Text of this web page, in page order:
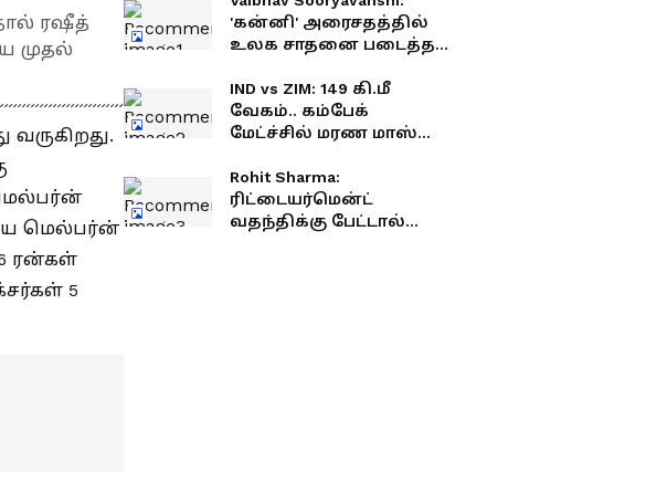
ரஷீத்
முதல்
மெல்பர்ன்
ரன்கள்
5
'கன்னி' அரைசதத்தில்
உலக சாதனை படைத்த
இந்தியா மாஸ் வெற்றி!
IND vs ZIM: 149 கி.மீ
வேகம்.. கம்பேக்
மேட்ச்சில் மரண மாஸ்
வரலாற்று சாதனை!
Rohit Sharma:
ரிட்டையர்மென்ட்
வதந்திக்கு பேட்டால்